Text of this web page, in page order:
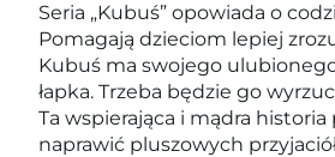
Seria „Kubuś” opowiada o
Pomagają dzieciom lepiej
Kubuś ma swojego
łapka. Trzeba będzie go
Ta wspierająca i mądra
naprawić pluszowych